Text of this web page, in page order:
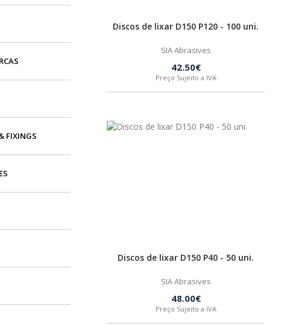
FIXINGS
Discos de lixar D150 P120 - 100 uni.
SIA Abrasives
42.50€
Preço Sujeito a IVA
Discos de lixar D150 P40 - 50 uni.
SIA Abrasives
48.00€
Preço Sujeito a IVA